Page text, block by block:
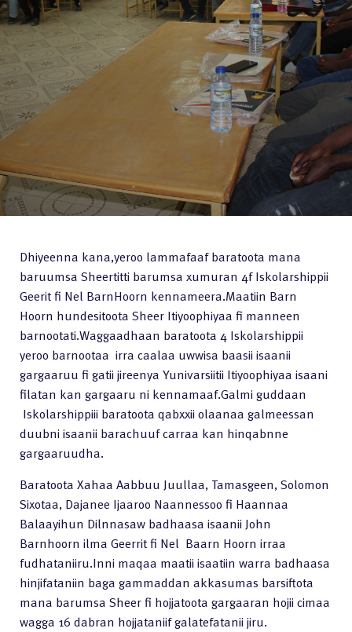
Dhiyeenna kana,yeroo lammafaaf baratoota mana
baruumsa Sheertitti barumsa xumuran 4f Iskolarshippii
Geerit fi Nel BarnHoorn kennameera.Maatiin Barn
Hoorn hundesitoota Sheer Itiyoophiyaa fi manneen
barnootati.Waggaadhaan baratoota 4 Iskolarshippii
yeroo barnootaa irra caalaa uwwisa baasii isaanii
gargaaruu fi gatii jireenya Yunivarsiitii Itiyoophiyaa isaani
filatan kan gargaaru ni kennamaaf.Galmi guddaan
Iskolarshippiii baratoota qabxxii olaanaa galmeessan
duubni isaanii barachuuf carraa kan hinqabnne
gargaaruudha.
Baratoota Xahaa Aabbuu Juullaa, Tamasgeen, Solomon
Sixotaa, Dajanee Ijaaroo Naannessoo fi Haannaa
Balaayihun Dilnnasaw badhaasa isaanii John
Barnhoorn ilma Geerrit fi Nel Baarn Hoorn irraa
fudhataniiru.Inni maqaa maatii isaatiin warra badhaasa
hinjifataniin baga gammaddan akkasumas barsiftota
mana barumsa Sheer fi hojjatoota gargaaran hojii cimaa
wagga 16 dabran hojjataniif galatefatanii jiru.